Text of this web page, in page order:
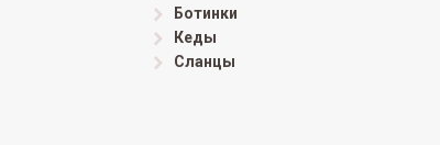
Ботинки
Кеды
Сланцы